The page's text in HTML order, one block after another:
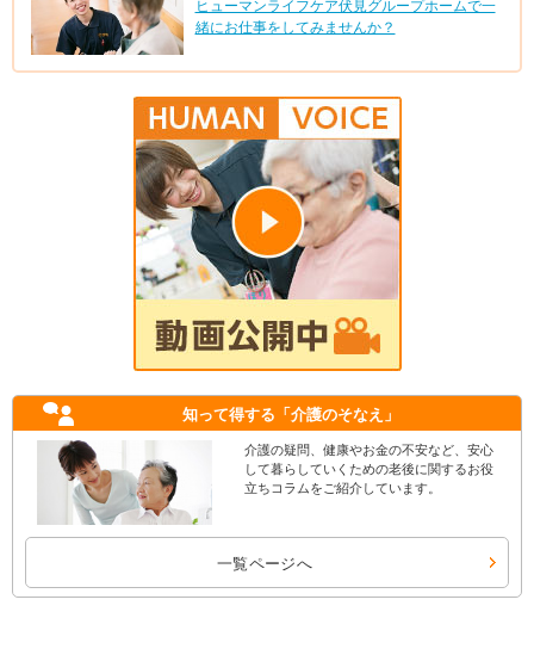
ヒューマンライフケア伏見グループホームで一
緒にお仕事をしてみませんか？
知って得する 「介護のそなえ」
介護の疑問、健康やお金の不安など、安心
して暮らしていくための老後に関するお役
立ちコラムをご紹介しています。
一覧ページへ